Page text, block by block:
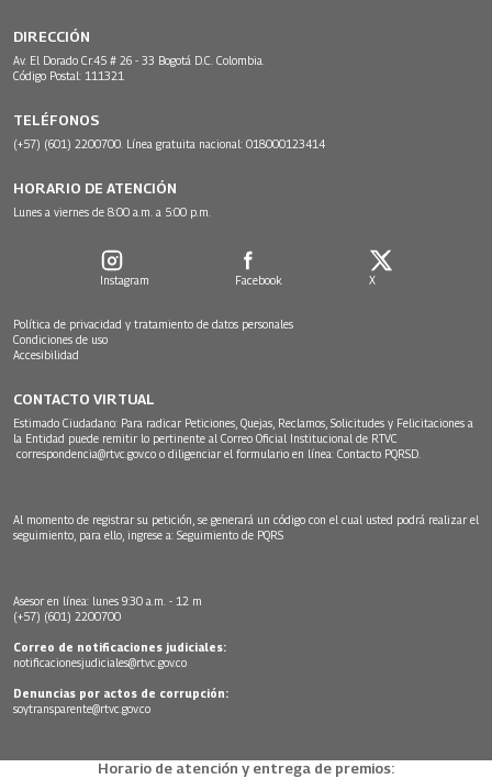
DIRECCIÓN
Av. El Dorado Cr.45 # 26 - 33 Bogotá D.C. Colombia.
Código Postal: 111321
TELÉFONOS
(+57) (601) 2200700. Línea gratuita nacional: 018000123414
HORARIO DE ATENCIÓN
Lunes a viernes de 8:00 a.m. a 5:00 p.m.
Instagram Facebook X
Política de privacidad y tratamiento de datos personales
Condiciones de uso
Accesibilidad
CONTACTO VIRTUAL
Estimado Ciudadano: Para radicar Peticiones, Quejas, Reclamos, Solicitudes y Felicitaciones a
la Entidad puede remitir lo pertinente al Correo Oficial Institucional de RTVC
correspondencia@rtvc.gov.co o diligenciar el formulario en línea: Contacto PQRSD.
Al momento de registrar su petición, se generará un código con el cual usted podrá realizar el
seguimiento, para ello, ingrese a: Seguimiento de PQRS
Asesor en línea: lunes 9:30 a.m. - 12 m
(+57) (601) 2200700
Correo de notificaciones judiciales:
notificacionesjudiciales@rtvc.gov.co
Denuncias por actos de corrupción:
soytransparente@rtvc.gov.co
Horario de atención y entrega de premios: